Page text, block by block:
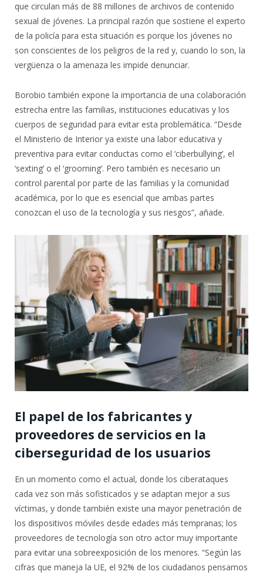
que circulan más de 88 millones de archivos de contenido
sexual de jóvenes. La principal razón que sostiene el experto
de la policía para esta situación es porque los jóvenes no
son conscientes de los peligros de la red y, cuando lo son, la
vergüenza o la amenaza les impide denunciar.
Borobio también expone la importancia de una colaboración
estrecha entre las familias, instituciones educativas y los
cuerpos de seguridad para evitar esta problemática. “Desde
el Ministerio de Interior ya existe una labor educativa y
preventiva para evitar conductas como el ‘ciberbullying’, el
‘sexting’ o el ‘grooming’. Pero también es necesario un
control parental por parte de las familias y la comunidad
académica, por lo que es esencial que ambas partes
conozcan el uso de la tecnología y sus riesgos”, añade.
El papel de los fabricantes y
proveedores de servicios en la
ciberseguridad de los usuarios
En un momento como el actual, donde los ciberataques
cada vez son más sofisticados y se adaptan mejor a sus
víctimas, y donde también existe una mayor penetración de
los dispositivos móviles desde edades más tempranas; los
proveedores de tecnología son otro actor muy importante
para evitar una sobreexposición de los menores. “Según las
cifras que maneja la UE, el 92% de los ciudadanos pensamos